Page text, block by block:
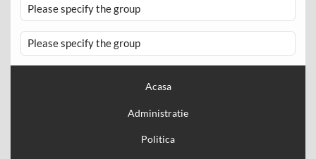
Please specify the group
Please specify the group
Acasa
Administratie
Politica